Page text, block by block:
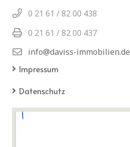
0 21 61 / 82 00 438
0 21 61 / 82 00 437
info@daviss-immobilien.de
Impressum
Datenschutz